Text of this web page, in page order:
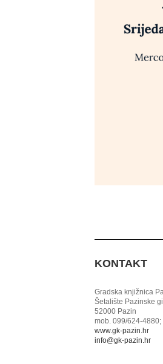
KONTAKT
Gradska knjižnica
Šetalište Pazinske
52000 Pazin
mob. 099/624-
www.gk-pazin.hr
info@gk-pazin.hr